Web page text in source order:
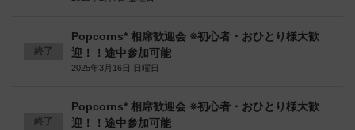
終了
Popcorns* 相席歓迎会 ※初心者・おひとり様大歓
迎！！途中参加可能
2025年3月16日 日曜日
終了
Popcorns* 相席歓迎会 ※初心者・おひとり様大歓
迎！！途中参加可能